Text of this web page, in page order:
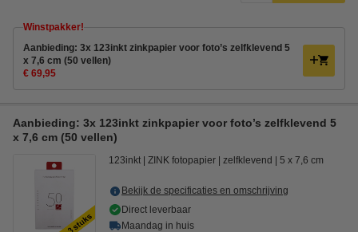
Winstpakker!
Aanbieding: 3x 123inkt zinkpapier voor foto’s zelfklevend 5
x 7,6 cm (50 vellen)
€ 69,95
Aanbieding: 3x 123inkt zinkpapier voor foto’s zelfklevend 5
x 7,6 cm (50 vellen)
123inkt ZINK fotopapier zelfklevend 5 x 7,6 cm
Bekijk de specificaties en omschrijving
Direct leverbaar
Maandag in huis